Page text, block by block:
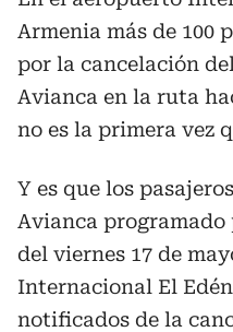
Armenia más de 100
por la cancelación
Avianca en la ruta
no es la primera vez
Y es que los
Avianca programado
del viernes 17 de
Internacional El
notificados de la